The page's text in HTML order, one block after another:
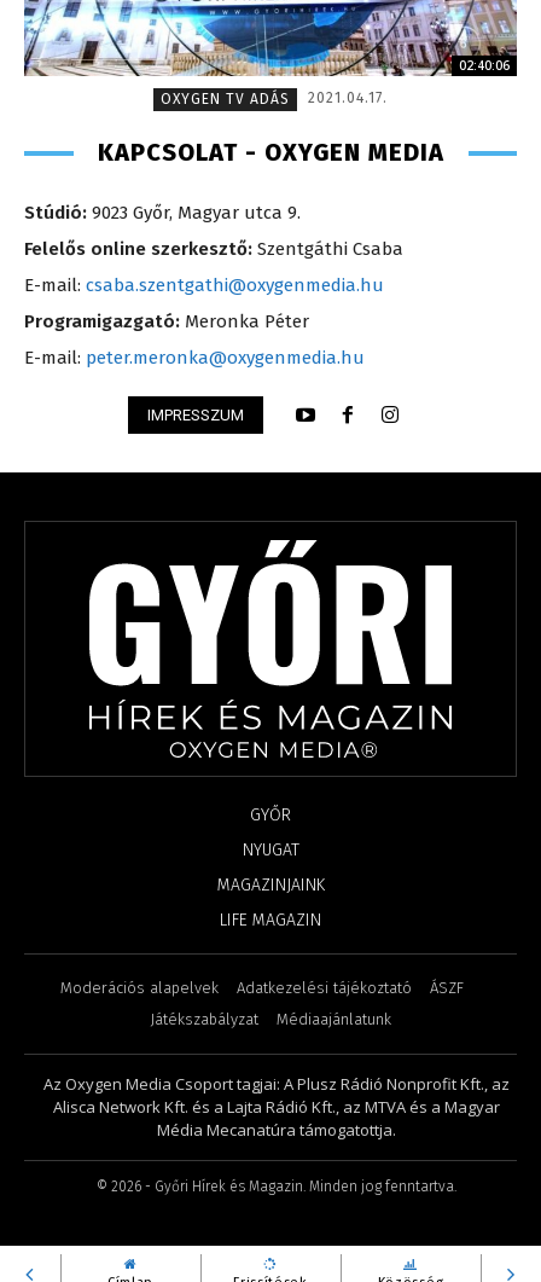
02:40:06
OXYGEN TV ADÁS
2021.04.17.
KAPCSOLAT - OXYGEN MEDIA
Stúdió: 9023 Győr, Magyar utca 9.
Felelős online szerkesztő: Szentgáthi Csaba
E-mail: csaba.szentgathi@oxygenmedia.hu
Programigazgató: Meronka Péter
E-mail: peter.meronka@oxygenmedia.hu
IMPRESSZUM
GYŐR
NYUGAT
MAGAZINJAINK
LIFE MAGAZIN
Moderációs alapelvek Adatkezelési tájékoztató
ÁSZF
Játékszabályzat
Médiaajánlatunk
Az Oxygen Media Csoport tagjai: A Plusz Rádió Nonprofit Kft., az
Alisca Network Kft. és a Lajta Rádió Kft., az MTVA és a Magyar
Média Mecanatúra támogatottja.
© 2026 - Győri Hírek és Magazin. Minden jog fenntartva.